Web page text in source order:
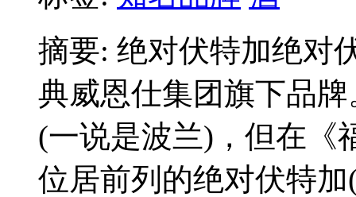
摘要: 绝对伏特加绝
典威恩仕集团旗下
(一说是波兰)，但在《
位居前列的绝对伏特加